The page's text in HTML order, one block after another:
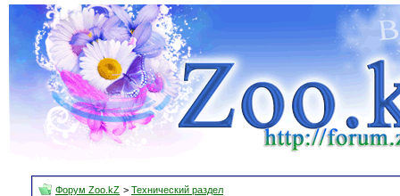
Форум Zoo.kZ > Технический раздел